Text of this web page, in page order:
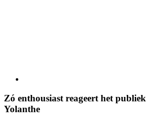
Zó enthousiast reageert het
Yolanthe